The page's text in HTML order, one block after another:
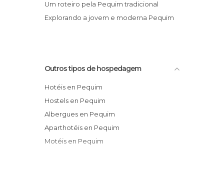
Um roteiro pela Pequim tradicional
Explorando a jovem e moderna Pequim
Outros tipos de hospedagem
Hotéis en Pequim
Hostels en Pequim
Albergues en Pequim
Aparthotéis en Pequim
Motéis en Pequim